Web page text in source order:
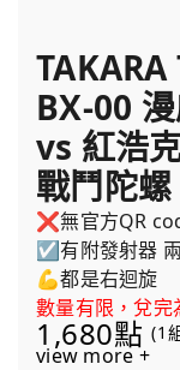
BX-00
vs 紅浩
戰鬥陀螺
❌無官方QR
☑️有附發射器
💪都是右迴旋
數量有限，兌完
1,680點 (1
view more +